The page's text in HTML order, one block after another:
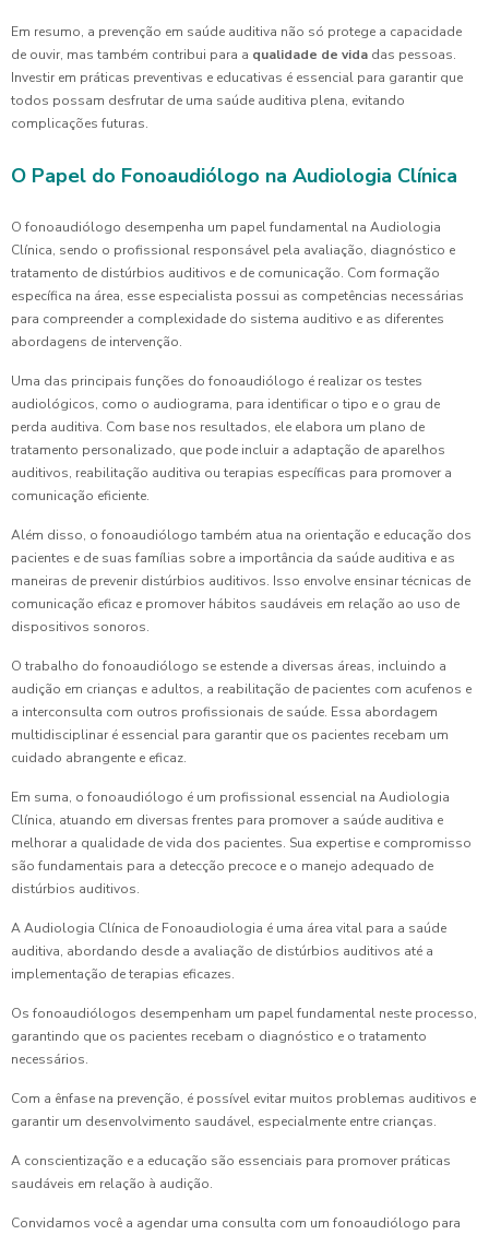
Em resumo, a prevenção em saúde auditiva não só protege a capacidade
de ouvir, mas também contribui para a qualidade de vida das pessoas.
Investir em práticas preventivas e educativas é essencial para garantir que
todos possam desfrutar de uma saúde auditiva plena, evitando
complicações futuras.
O Papel do Fonoaudiólogo na Audiologia Clínica
O fonoaudiólogo desempenha um papel fundamental na Audiologia
Clínica, sendo o profissional responsável pela avaliação, diagnóstico e
tratamento de distúrbios auditivos e de comunicação. Com formação
específica na área, esse especialista possui as competências necessárias
para compreender a complexidade do sistema auditivo e as diferentes
abordagens de intervenção.
Uma das principais funções do fonoaudiólogo é realizar os testes
audiológicos, como o audiograma, para identificar o tipo e o grau de
perda auditiva. Com base nos resultados, ele elabora um plano de
tratamento personalizado, que pode incluir a adaptação de aparelhos
auditivos, reabilitação auditiva ou terapias específicas para promover a
comunicação eficiente.
Além disso, o fonoaudiólogo também atua na orientação e educação dos
pacientes e de suas famílias sobre a importância da saúde auditiva e as
maneiras de prevenir distúrbios auditivos. Isso envolve ensinar técnicas de
comunicação eficaz e promover hábitos saudáveis em relação ao uso de
dispositivos sonoros.
O trabalho do fonoaudiólogo se estende a diversas áreas, incluindo a
audição em crianças e adultos, a reabilitação de pacientes com acufenos e
a interconsulta com outros profissionais de saúde. Essa abordagem
multidisciplinar é essencial para garantir que os pacientes recebam um
cuidado abrangente e eficaz.
Em suma, o fonoaudiólogo é um profissional essencial na Audiologia
Clínica, atuando em diversas frentes para promover a saúde auditiva e
melhorar a qualidade de vida dos pacientes. Sua expertise e compromisso
são fundamentais para a detecção precoce e o manejo adequado de
distúrbios auditivos.
A Audiologia Clínica de Fonoaudiologia é uma área vital para a saúde
auditiva, abordando desde a avaliação de distúrbios auditivos até a
implementação de terapias eficazes.
Os fonoaudiólogos desempenham um papel fundamental neste processo,
garantindo que os pacientes recebam o diagnóstico e o tratamento
necessários.
Com a ênfase na prevenção, é possível evitar muitos problemas auditivos e
garantir um desenvolvimento saudável, especialmente entre crianças.
A conscientização e a educação são essenciais para promover práticas
saudáveis em relação à audição.
Convidamos você a agendar uma consulta com um fonoaudiólogo para